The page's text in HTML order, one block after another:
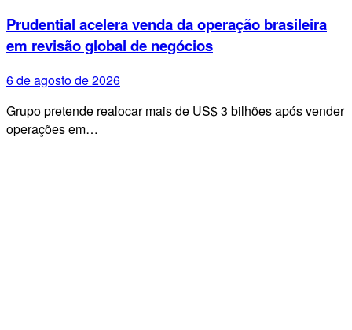
Prudential acelera venda da operação brasileira
em revisão global de negócios
6 de agosto de 2026
Grupo pretende realocar mais de US$ 3 bilhões após vender
operações em…